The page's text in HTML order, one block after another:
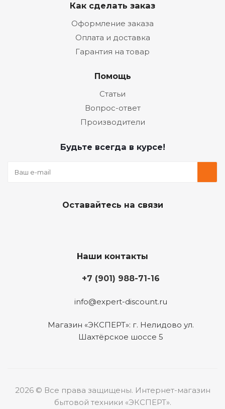
Как сделать заказ
Оформление заказа
Оплата и доставка
Гарантия на товар
Помощь
Статьи
Вопрос-ответ
Производители
Будьте всегда в курсе!
Оставайтесь на связи
Наши контакты
+7 (901) 988-71-16
info@expert-discount.ru
Магазин «ЭКСПЕРТ»: г. Нелидово ул.
Шахтёрское шоссе 5
2026 © Все права защищены. Интернет-магазин
бытовой техники «ЭКСПЕРТ».